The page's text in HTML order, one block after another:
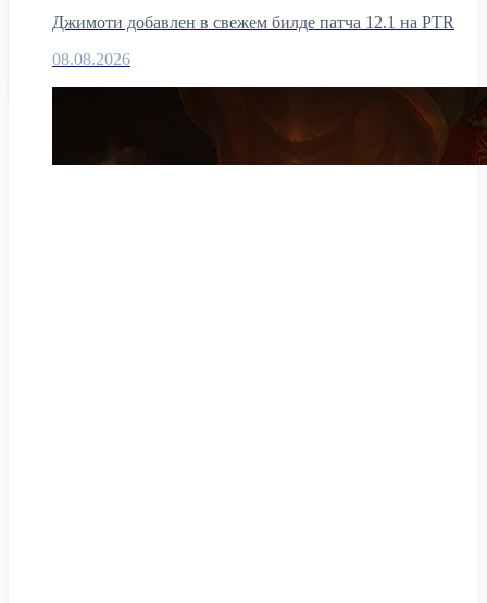
Джимоти добавлен в свежем билде патча 12.1 на PTR
08.08.2026